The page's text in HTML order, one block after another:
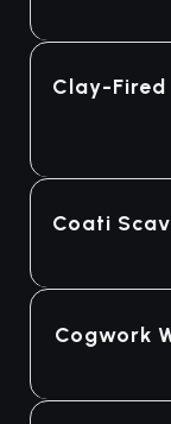
Clay-Fired
Coati
Cogwork